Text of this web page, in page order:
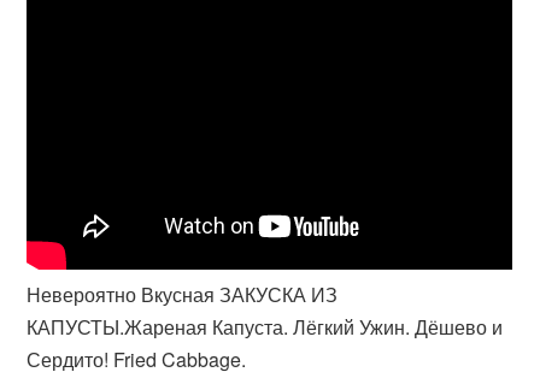
Невероятно Вкусная ЗАКУСКА ИЗ
КАПУСТЫ.Жареная Капуста. Лёгкий Ужин. Дёшево и
Сердито! Fried Cabbage.